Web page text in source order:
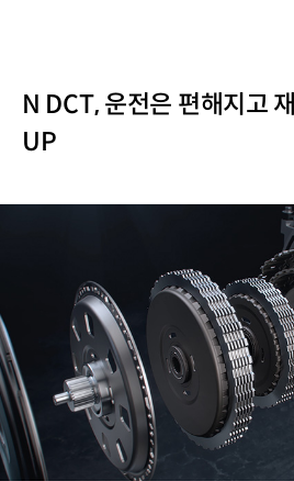
N DCT, 운전은 편해지고
UP